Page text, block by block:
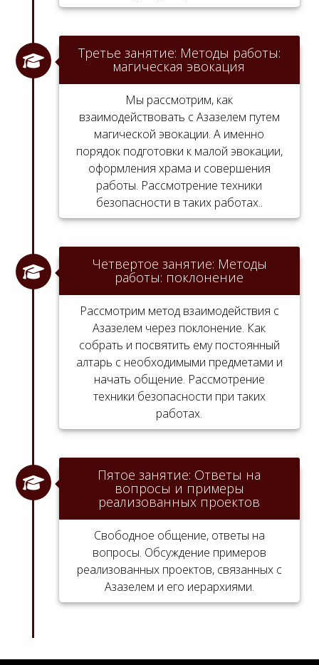
Третье занятие: Методы работы:
магическая эвокация
Мы рассмотрим, как
взаимодействовать с Азазелем путем
магической эвокации. А именно
порядок подготовки к малой эвокации,
оформления храма и совершения
работы. Рассмотрение техники
безопасности в таких работах..
Четвертое занятие: Методы
работы: поклонение
Рассмотрим метод взаимодействия с
Азазелем через поклонение. Как
собрать и посвятить ему постоянный
алтарь с необходимыми предметами и
начать общение. Рассмотрение
техники безопасности при таких
работах.
Пятое занятие: Ответы на
вопросы и примеры
реализованных проектов
Свободное общение, ответы на
вопросы. Обсуждение примеров
реализованных проектов, связанных с
Азазелем и его иерархиями.